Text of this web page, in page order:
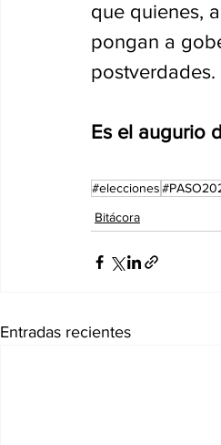
que quienes,
pongan a
postverdades.
Es el augurio
#elecciones
Bitácora
Entradas recientes